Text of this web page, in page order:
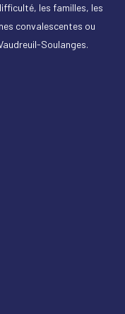
les familles, les
convalescentes ou
Soulanges.